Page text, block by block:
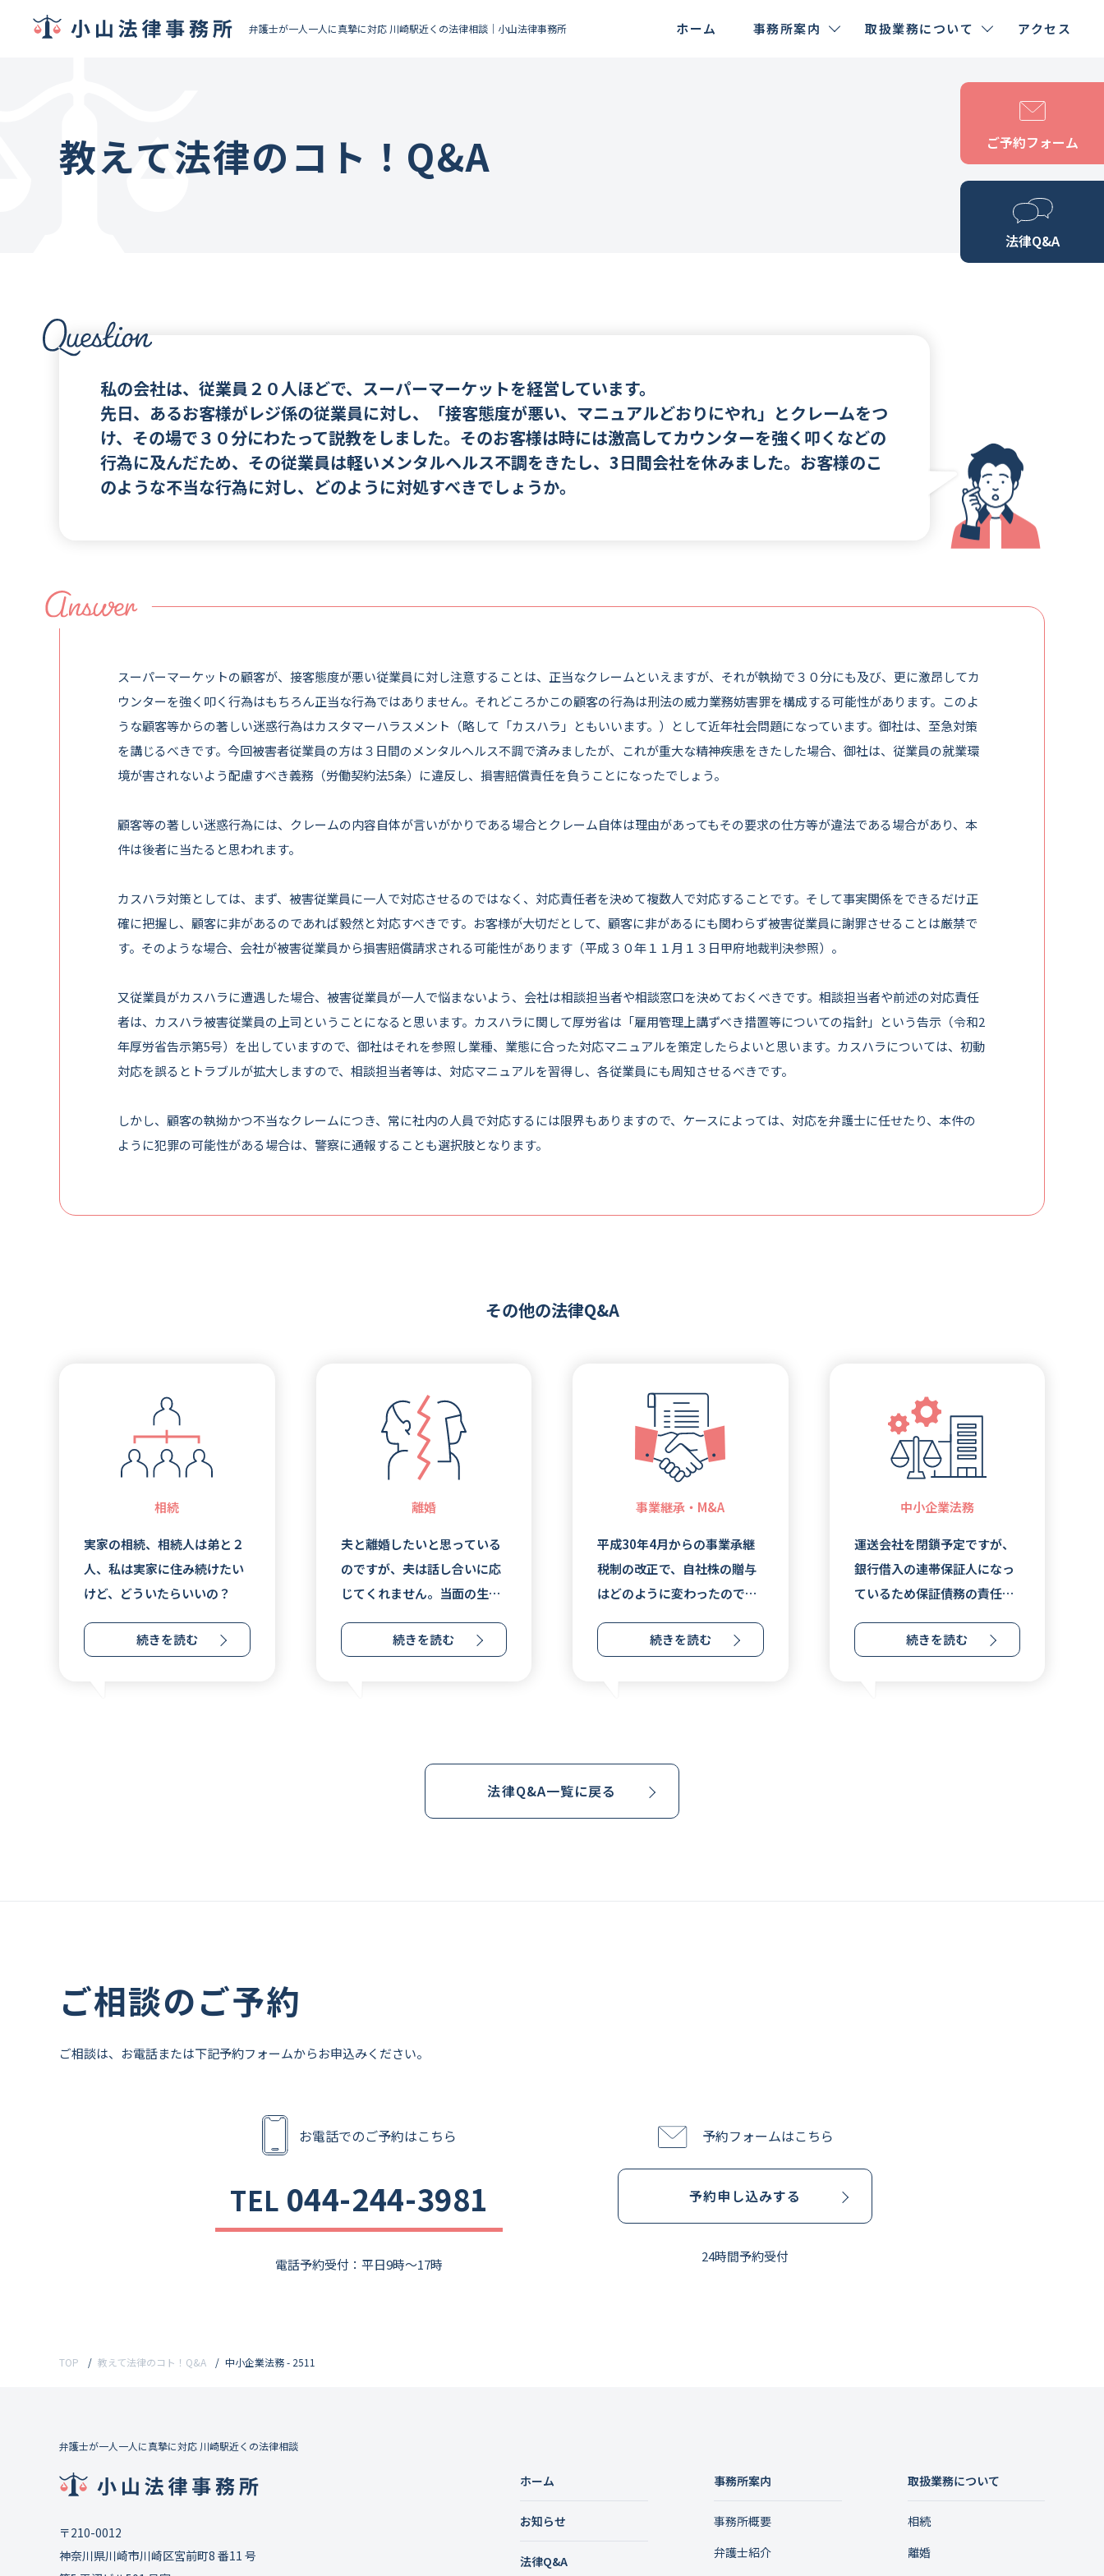
弁護士が一人一人に真摯に対応 川崎駅近くの法律相談｜小山法律事務所 ホーム 事務所案内 取扱業務について アクセス
ご予約フォーム
法律Q&A
教えて法律のコト！ Q&A
私の会社は、従業員２０人ほどで、スーパーマーケットを経営しています。
先日、あるお客様がレジ係の従業員に対し、「接客態度が悪い、マニュアルどおりにやれ」とクレームをつ
け、その場で３０分にわたって説教をしました。そのお客様は時には激高してカウンターを強く叩くなどの
行為に及んだため、その従業員は軽いメンタルヘルス不調をきたし、3日間会社を休みました。お客様のこ
のような不当な行為に対し、どのように対処すべきでしょうか。
スーパーマーケットの顧客が、接客態度が悪い従業員に対し注意することは、正当なクレームといえますが、それが執拗で３０分にも及び、更に激昂してカ
ウンターを強く叩く行為はもちろん正当な行為ではありません。それどころかこの顧客の行為は刑法の威力業務妨害罪を構成する可能性があります。このよ
うな顧客等からの著しい迷惑行為はカスタマーハラスメント（略して「カスハラ」ともいいます。）として近年社会問題になっています。御社は、至急対策
を講じるべきです。今回被害者従業員の方は３日間のメンタルヘルス不調で済みましたが、これが重大な精神疾患をきたした場合、御社は、従業員の就業環
境が害されないよう配慮すべき義務（労働契約法5条）に違反し、損害賠償責任を負うことになったでしょう。
顧客等の著しい迷惑行為には、クレームの内容自体が言いがかりである場合とクレーム自体は理由があってもその要求の仕方等が違法である場合があり、本
件は後者に当たると思われます。
カスハラ対策としては、まず、被害従業員に一人で対応させるのではなく、対応責任者を決めて複数人で対応することです。そして事実関係をできるだけ正
確に把握し、顧客に非があるのであれば毅然と対応すべきです。お客様が大切だとして、顧客に非があるにも関わらず被害従業員に謝罪させることは厳禁で
す。そのような場合、会社が被害従業員から損害賠償請求される可能性があります（平成３０年１１月１３日甲府地裁判決参照）。
又従業員がカスハラに遭遇した場合、被害従業員が一人で悩まないよう、会社は相談担当者や相談窓口を決めておくべきです。相談担当者や前述の対応責任
者は、カスハラ被害従業員の上司ということになると思います。カスハラに関して厚労省は「雇用管理上講ずべき措置等についての指針」という告示（令和2
年厚労省告示第5号）を出していますので、御社はそれを参照し業種、業態に合った対応マニュアルを策定したらよいと思います。カスハラについては、初動
対応を誤るとトラブルが拡大しますので、相談担当者等は、対応マニュアルを習得し、各従業員にも周知させるべきです。
しかし、顧客の執拗かつ不当なクレームにつき、常に社内の人員で対応するには限界もありますので、ケースによっては、対応を弁護士に任せたり、本件の
ように犯罪の可能性がある場合は、警察に通報することも選択肢となります。
その他の法律Q&A
相続
実家の相続、相続人は弟と２
人、私は実家に住み続けたい
けど、どういたらいいの？
続きを読む
離婚
夫と離婚したいと思っている
のですが、夫は話し合いに応
じてくれません。当面の生活
すればいいのでしょうか。
続きを読む
事業継承・M&A
平成30年4月からの事業承継
税制の改正で、自社株の贈与
はどのように変わったのでし
続きを読む
中小企業法務
運送会社を閉鎖予定ですが、
銀行借入の連帯保証人になっ
ているため保証債務の責任を
続きを読む
法律Q&A一覧に戻る
ご相談のご予約
ご相談は、お電話または下記予約フォームからお申込みください。
お電話でのご予約はこちら
TEL 044-244-3981
電話予約受付：平⽇9時〜17時
予約フォームはこちら
予約申し込みする
24時間予約受付
TOP 教えて法律のコト！Q&A 中小企業法務 - 2511
弁護士が一人一人に真摯に対応 川崎駅近くの法律相談
〒210-0012
神奈川県川崎市川崎区宮前町8 番11 号
ホーム
お知らせ
法律Q&A
事務所案内
事務所概要
弁護士紹介
取扱業務について
相続
離婚